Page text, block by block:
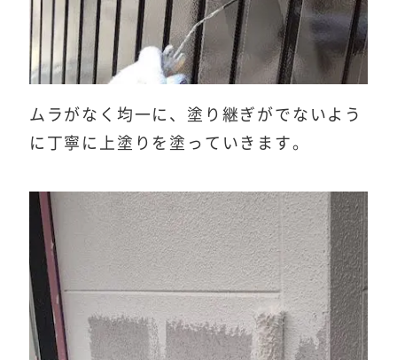
ムラがなく均一に、塗り継ぎがでないよう
に丁寧に上塗りを塗っていきます。